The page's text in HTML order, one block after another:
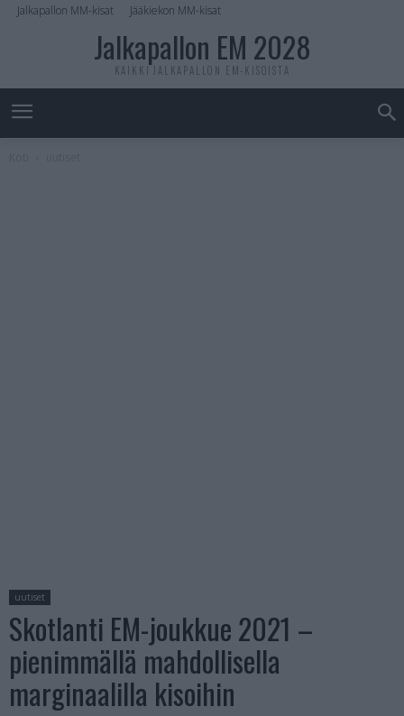
Jalkapallon MM-kisat Jääkiekon MM-kisat
Jalkapallon EM 2028
KAIKKI JALKAPALLON EM-KISOISTA
uutiset
Skotlanti EM-joukkue 2021 –
pienimmällä mahdollisella
marginaalilla kisoihin